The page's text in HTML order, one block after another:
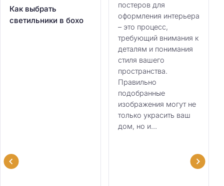
Как выбрать
светильники в бохо
постеров для
оформления интерьера
– это процесс,
требующий внимания к
деталям и понимания
стиля вашего
пространства.
Правильно
подобранные
изображения могут не
только украсить ваш
дом, но и...